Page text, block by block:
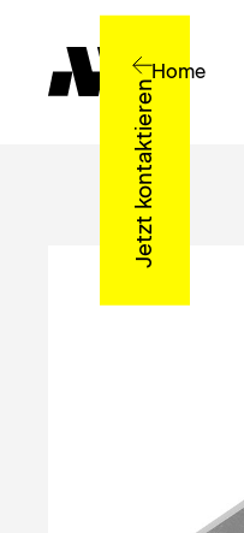
Home
Jetzt kontaktieren